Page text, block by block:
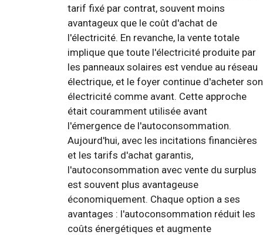
tarif fixé par contrat, souvent moins
avantageux que le coût d'achat de
l'électricité. En revanche, la vente totale
implique que toute l'électricité produite par
les panneaux solaires est vendue au réseau
électrique, et le foyer continue d'acheter son
électricité comme avant. Cette approche
était couramment utilisée avant
l'émergence de l'autoconsommation.
Aujourd'hui, avec les incitations financières
et les tarifs d'achat garantis,
l'autoconsommation avec vente du surplus
est souvent plus avantageuse
économiquement. Chaque option a ses
avantages : l'autoconsommation réduit les
coûts énergétiques et augmente